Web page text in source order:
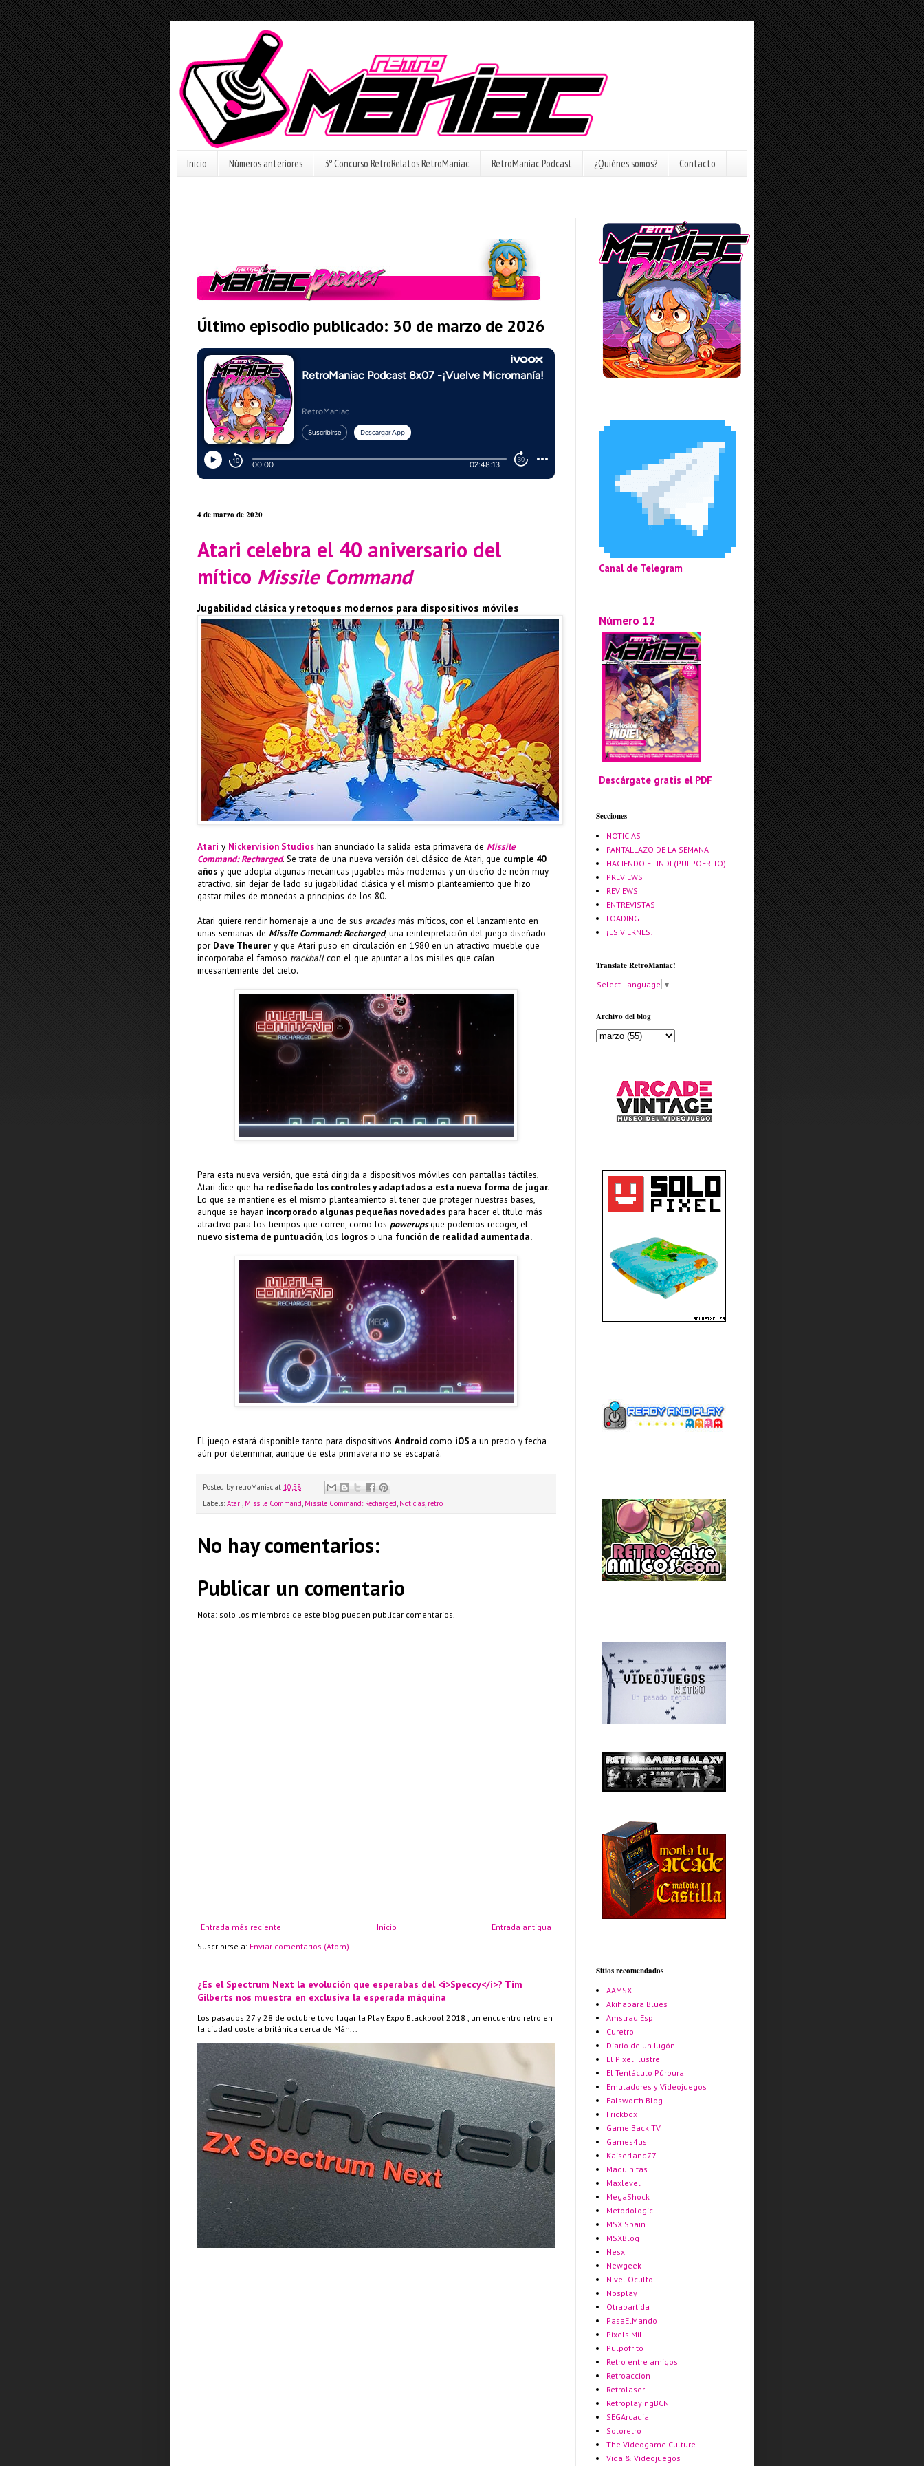
Inicio Números anteriores 3º Concurso RetroRelatos RetroManiac RetroManiac Podcast ¿Quiénes somos? Contacto
Último episodio publicado: 30 de marzo de 2026
4 de marzo de 2020
Atari celebra el 40 aniversario del
mítico Missile Command
Jugabilidad clásica y retoques modernos para dispositivos móviles
Atari y Nickervision Studios han anunciado la salida esta primavera de Missile
Command: Recharged. Se trata de una nueva versión del clásico de Atari, que cumple 40
años y que adopta algunas mecánicas jugables más modernas y un diseño de neón muy
atractivo, sin dejar de lado su jugabilidad clásica y el mismo planteamiento que hizo
gastar miles de monedas a principios de los 80.
Atari quiere rendir homenaje a uno de sus arcadesmás míticos, con el lanzamiento en
unas semanas de Missile Command: Recharged, una reinterpretación del juego diseñado
por Dave Theurer y que Atari puso en circulación en 1980 en un atractivo mueble que
incorporaba el famoso trackballcon el que apuntar a los misiles que caían
incesantemente del cielo.
Para esta nueva versión, que está dirigida a dispositivos móviles con pantallas táctiles,
Atari dice que ha rediseñado los controles y adaptados a esta nueva forma de jugar.
Lo que se mantiene es el mismo planteamiento al tener que proteger nuestras bases,
aunque se hayan incorporado algunas pequeñas novedades para hacer el título más
atractivo para los tiempos que corren, como los powerupsque podemos recoger, el
nuevo sistema de puntuación, los logroso una función de realidad aumentada.
El juego estará disponible tanto para dispositivos Android como iOS a un precio y fecha
aún por determinar, aunque de esta primavera no se escapará.
Posted by retroManiac at 10:58
Labels: Atari, Missile Command, Missile Command: Recharged, Noticias, retro
No hay comentarios:
Publicar un comentario
Nota: solo los miembros de este blog pueden publicar comentarios.
Entrada más reciente Entrada antigua
Inicio
Suscribirse a: Enviar comentarios (Atom)
¿Es el Spectrum Next la evolución que esperabas del <i>Speccy</i>? Tim
Gilberts nos muestra en exclusiva la esperada máquina
Los pasados 27 y 28 de octubre tuvo lugar la Play Expo Blackpool 2018 , un encuentro retro en
la ciudad costera británica cerca de Mán...
Canal de Telegram
Número 12
Descárgate gratis el PDF
Secciones
NOTICIAS
PANTALLAZO DE LA SEMANA
HACIENDO EL INDI (PULPOFRITO)
PREVIEWS
REVIEWS
ENTREVISTAS
LOADING
¡ES VIERNES!
Translate RetroManiac!
Select Language ▼
Archivo del blog
Sitios recomendados
AAMSX
Akihabara Blues
Amstrad Esp
Curetro
Diario de un Jugón
El Pixel Ilustre
El Tentáculo Púrpura
Emuladores y Videojuegos
Falsworth Blog
Frickbox
Game Back TV
Games4us
Kaiserland77
Maquinitas
Maxlevel
MegaShock
Metodologic
MSX Spain
MSXBlog
Nesx
Newgeek
Nivel Oculto
Nosplay
Otrapartida
PasaElMando
Pixels Mil
Pulpofrito
Retro entre amigos
Retroaccion
Retrolaser
RetroplayingBCN
SEGArcadia
Soloretro
The Videogame Culture
Vida & Videojuegos